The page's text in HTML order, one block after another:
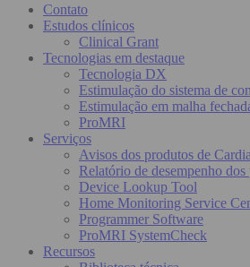
Contato
Estudos clínicos
Clinical Grant
Tecnologias em destaque
Tecnologia DX
Estimulação do sistema de
Estimulação em malha
ProMRI
Serviços
Avisos dos produtos de
Relatório de desempenho
Device Lookup Tool
Home Monitoring Service
Programmer Software
ProMRI SystemCheck
Recursos